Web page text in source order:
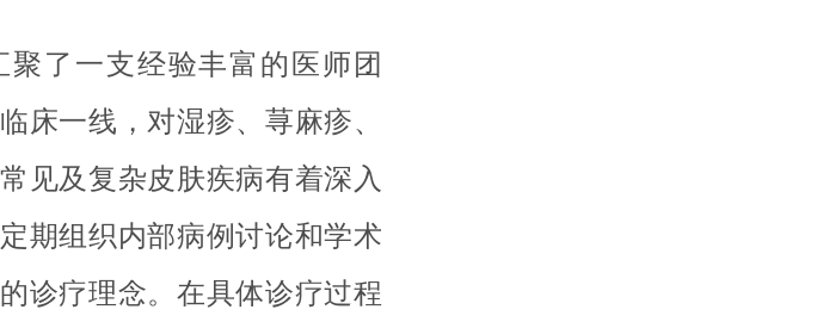
了一支经验丰富的医师团
床一线，对湿疹、荨麻疹、
见及复杂皮肤疾病有着深入
期组织内部病例讨论和学术
诊疗理念。在具体诊疗过程